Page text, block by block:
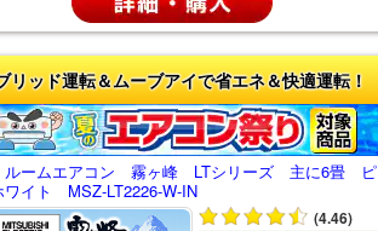
リッド運転＆ムーブアイで省エネ＆快適運転！
ームエアコン 霧ヶ峰 LTシリーズ 主に6畳 ピ
ワイト MSZ-LT2226-W-IN
(4.46)